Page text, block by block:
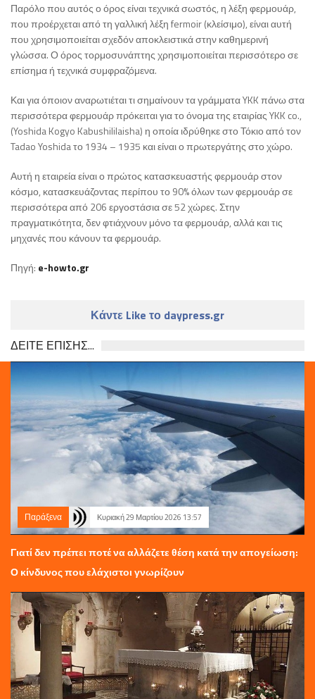
Παρόλο που αυτός ο όρος είναι τεχνικά σωστός, η λέξη φερμουάρ,
που προέρχεται από τη γαλλική λέξη fermoir (κλείσιμο), είναι αυτή
που χρησιμοποιείται σχεδόν αποκλειστικά στην καθημερινή
γλώσσα. Ο όρος τορμοσυνάπτης χρησιμοποιείται περισσότερο σε
επίσημα ή τεχνικά συμφραζόμενα.
Και για όποιον αναρωτιέται τι σημαίνουν τα γράμματα YKK πάνω στα
περισσότερα φερμουάρ πρόκειται για το όνομα της εταιρίας YKK co.,
(Yoshida Kogyo Kabushililaisha) η οποία ιδρύθηκε στο Τόκιο από τον
Tadao Yoshida το 1934 – 1935 και είναι ο πρωτεργάτης στο χώρο.
Αυτή η εταιρεία είναι ο πρώτος κατασκευαστής φερμουάρ στον
κόσμο, κατασκευάζοντας περίπου το 90% όλων των φερμουάρ σε
περισσότερα από 206 εργοστάσια σε 52 χώρες. Στην
πραγματικότητα, δεν φτιάχνουν μόνο τα φερμουάρ, αλλά και τις
μηχανές που κάνουν τα φερμουάρ.
Πηγή: e-howto.gr
Κάντε Like το daypress.gr
ΔΕΙΤΕ ΕΠΙΣΗΣ...
Παράξενα Κυριακή 29 Μαρτίου 2026 13:57
Γιατί δεν πρέπει ποτέ να αλλάζετε θέση κατά την απογείωση:
Ο κίνδυνος που ελάχιστοι γνωρίζουν